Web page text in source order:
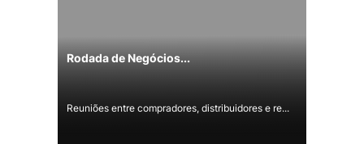
Rodada de Negócios...
Reuniões entre compradores, distribuidores e re...